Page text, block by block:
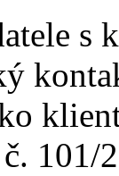
s
101/